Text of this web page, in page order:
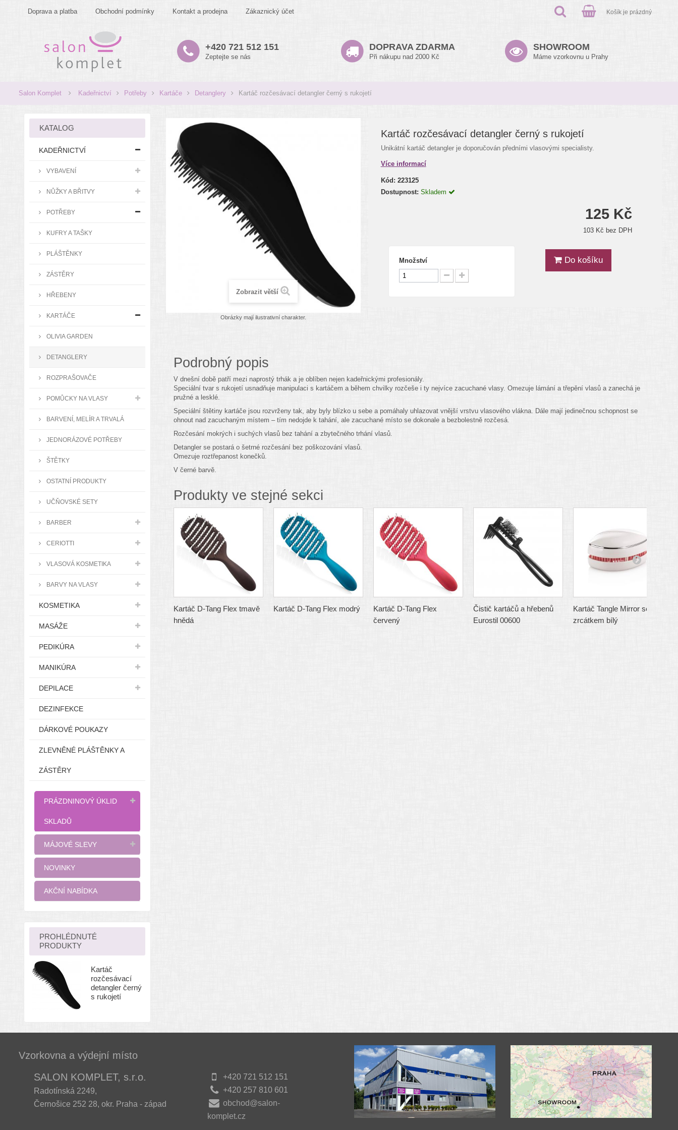
Doprava a platba Obchodní podmínky Kontakt a prodejna Zákaznický účet Košík je prázdný
+420 721 512 151
Zeptejte se nás
DOPRAVA ZDARMA
Při nákupu nad 2000 Kč
SHOWROOM
Máme vzorkovnu u Prahy
Salon Komplet Kadeřnictví Potřeby Kartáče Detanglery Kartáč rozčesávací detangler černý s rukojetí
KATALOG
KADEŘNICTVÍ
VYBAVENÍ
NŮŽKY A BŘITVY
POTŘEBY
KUFRY A TAŠKY
PLÁŠTĚNKY
ZÁSTĚRY
HŘEBENY
KARTÁČE
OLIVIA GARDEN
DETANGLERY
ROZPRAŠOVAČE
POMŮCKY NA VLASY
BARVENÍ, MELÍR A TRVALÁ
JEDNORÁZOVÉ POTŘEBY
ŠTĚTKY
OSTATNÍ PRODUKTY
UČŇOVSKÉ SETY
BARBER
CERIOTTI
VLASOVÁ KOSMETIKA
BARVY NA VLASY
KOSMETIKA
MASÁŽE
PEDIKÚRA
MANIKÚRA
DEPILACE
DEZINFEKCE
DÁRKOVÉ POUKAZY
ZLEVNĚNÉ PLÁŠTĚNKY A
ZÁSTĚRY
PRÁZDNINOVÝ ÚKLID
SKLADŮ
MÁJOVÉ SLEVY
NOVINKY
AKČNÍ NABÍDKA
PROHLÉDNUTÉ
PRODUKTY
Kartáč
rozčesávací
detangler černý
s rukojetí
Zobrazit větší
Obrázky mají ilustrativní charakter.
Kartáč rozčesávací detangler černý s rukojetí
Unikátní kartáč detangler je doporučován předními vlasovými specialisty.
Více informací
Kód: 223125
Dostupnost: Skladem
125 Kč
103 Kč bez DPH
Množství Do košíku
Podrobný popis
V dnešní době patří mezi naprostý trhák a je oblíben nejen kadeřnickými profesionály.
Speciální tvar s rukojetí usnadňuje manipulaci s kartáčem a během chvilky rozčeše i ty nejvíce zacuchané vlasy. Omezuje lámání a třepění vlasů a zanechá je
pružné a lesklé.
Speciální štětiny kartáče jsou rozvrženy tak, aby byly blízko u sebe a pomáhaly uhlazovat vnější vrstvu vlasového vlákna. Dále mají jedinečnou schopnost se
ohnout nad zacuchaným místem – tím nedojde k tahání, ale zacuchané místo se dokonale a bezbolestně rozčesá.
Rozčesání mokrých i suchých vlasů bez tahání a zbytečného trhání vlasů.
Detangler se postará o šetrné rozčesání bez poškozování vlasů.
Omezuje roztřepanost konečků.
V černé barvě.
Produkty ve stejné sekci
Kartáč D-Tang Flex tmavě
hnědá
Kartáč D-Tang Flex modrý
Kartáč D-Tang Flex
červený
Čistič kartáčů a hřebenů
Eurostil 00600
Kartáč Tangle Mirror se
zrcátkem bílý
Vzorkovna a výdejní místo
SALON KOMPLET, s.r.o.
Radotínská 2249,
Černošice 252 28, okr. Praha - západ
+420 721 512 151
+420 257 810 601
obchod@salon-
komplet.cz